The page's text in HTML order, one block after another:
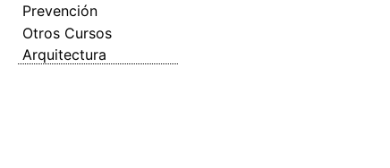
Prevención
Otros Cursos
Arquitectura